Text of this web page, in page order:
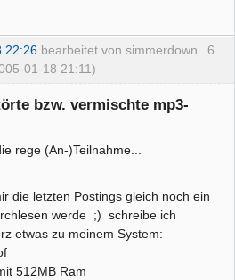
6
22:26 bearbeitet von simmerdown
01-18 21:11)
bzw. vermischte mp3-
rege (An-)Teilnahme...
die letzten Postings gleich noch ein
werde ;) schreibe ich
etwas zu meinem System:
512MB Ram